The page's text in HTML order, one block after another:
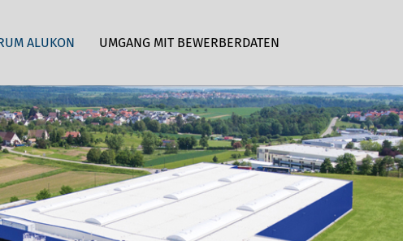
ALUKON UMGANG MIT BEWERBERDATEN